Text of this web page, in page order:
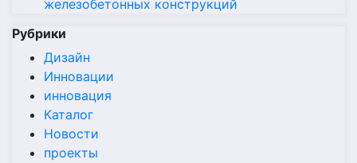
железобетонных конструкций
Рубрики
Дизайн
Инновации
инновация
Каталог
Новости
проекты